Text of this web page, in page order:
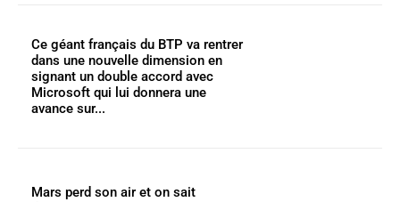
Ce géant français du BTP va rentrer
dans une nouvelle dimension en
signant un double accord avec
Microsoft qui lui donnera une
avance sur...
Mars perd son air et on sait